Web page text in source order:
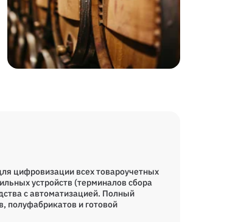
цифровизации всех товароучетных
устройств (терминалов сбора
с автоматизацией. Полный
полуфабрикатов и готовой